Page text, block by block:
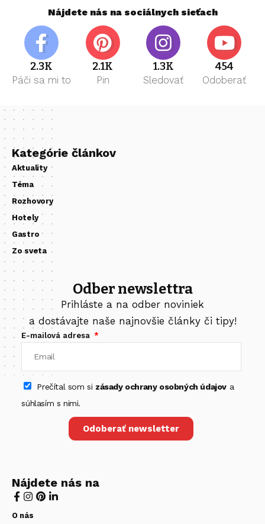
Nájdete nás na sociálnych sieťach
2.3K
Páči sa mi to
2.1K
Pin
1.3K
Sledovať
454
Odoberať
Kategórie článkov
Aktuality
Téma
Rozhovory
Hotely
Gastro
Zo sveta
Odber newslettra
Prihláste a na odber noviniek
a dostávajte naše najnovšie články či tipy!
E-mailová adresa
Prečítal som si zásady ochrany osobných údajova
súhlasím s nimi.
Odoberať newsletter
Nájdete nás na
O nás